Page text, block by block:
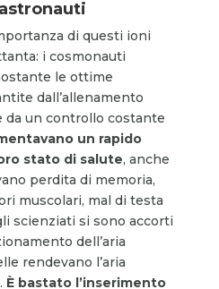
di questi ioni
i cosmonauti
le ottime
dall’allenamento
da un controllo costante
un rapido
stato di salute, anche
perdita di memoria,
muscolari, mal di testa
scienziati si sono accorti
dell’aria
rendevano l’aria
È bastato l’inserimento